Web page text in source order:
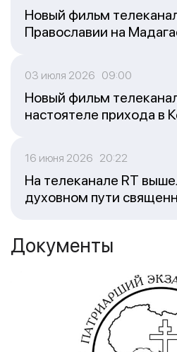
Новый фильм
Православии на
03 июля 2026 09:00
Новый фильм
настоятеле прихода в
16 июня 2026 20:22
На телеканале RT
духовном пути
Документы